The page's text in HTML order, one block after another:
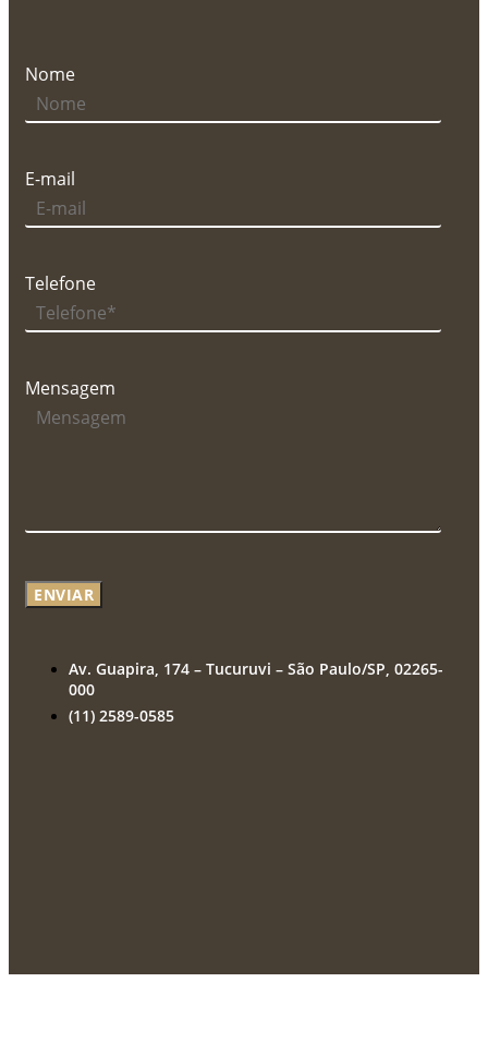
Nome
E-mail
Telefone
Mensagem
ENVIAR
Av. Guapira, 174 – Tucuruvi – São Paulo/SP, 02265-
000
(11) 2589-0585